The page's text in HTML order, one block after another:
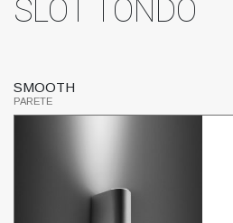
SLOT TONDO
SMOOTH
PARETE